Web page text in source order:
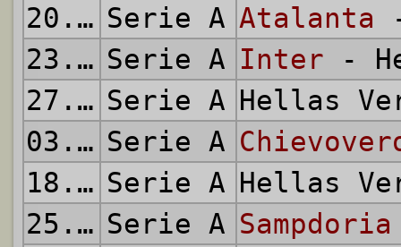
20.09.2015 Serie A Atalanta
23.09.2015 Serie A Inter -
27.09.2015 Serie A Hellas
03.10.2015 Serie A
18.10.2015 Serie A Hellas
25.10.2015 Serie A Sampdoria